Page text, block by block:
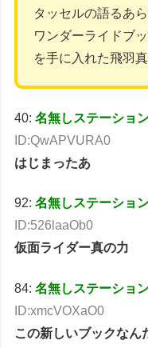
タッセルの語るあ
ワンダーライドブ
を手に入れた飛羽真
40:名無しステーショ
ID:QwAPVURA0
はじまったあ
92:名無しステーショ
ID:526laaOb0
仮面ライダー真の力
84:名無しステーショ
ID:xmcVOXaO0
この新しいブックなん